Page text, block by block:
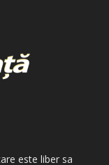
este liber sa